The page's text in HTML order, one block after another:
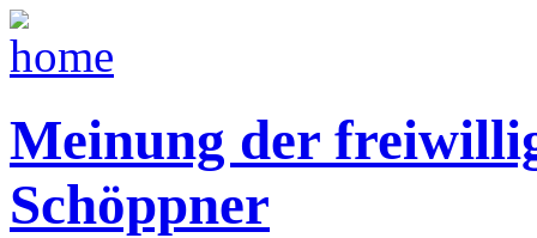
Meinung der
Schöppner